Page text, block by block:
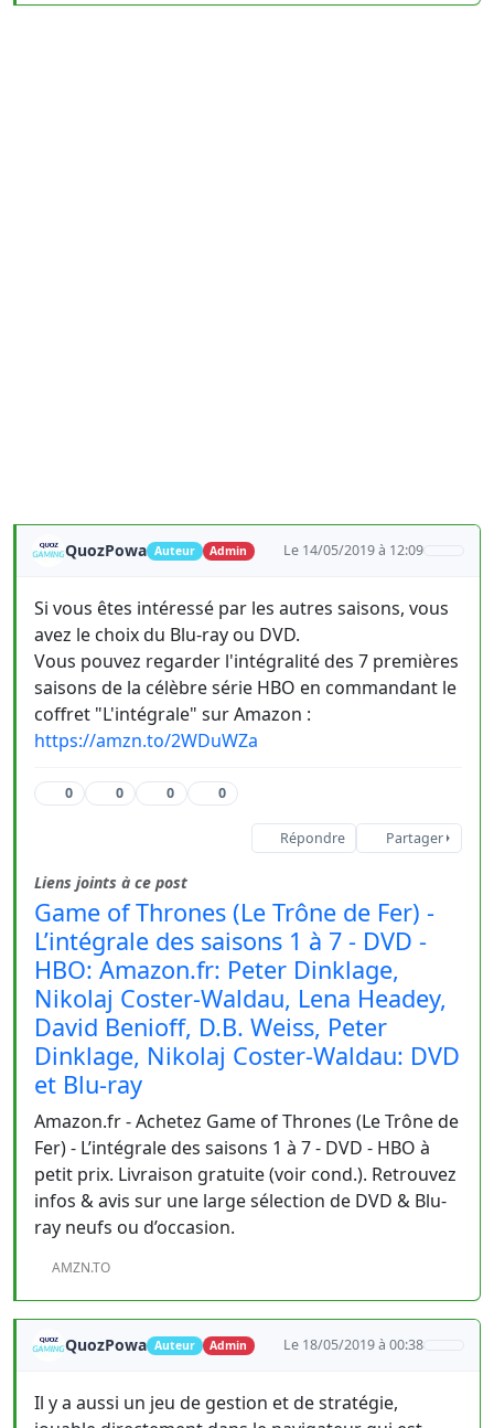
QuozPowa Auteur Admin Le 14/05/2019 à 12:09
Si vous êtes intéressé par les autres saisons, vous
avez le choix du Blu-ray ou DVD.
Vous pouvez regarder l'intégralité des 7 premières
saisons de la célèbre série HBO en commandant le
coffret "L'intégrale" sur Amazon :
https://amzn.to/2WDuWZa
0 0 0 0
Répondre Partager
Liens joints à ce post
Game of Thrones (Le Trône de Fer) -
L’intégrale des saisons 1 à 7 - DVD -
HBO: Amazon.fr: Peter Dinklage,
Nikolaj Coster-Waldau, Lena Headey,
David Benioff, D.B. Weiss, Peter
Dinklage, Nikolaj Coster-Waldau: DVD
et Blu-ray
Amazon.fr - Achetez Game of Thrones (Le Trône de
Fer) - L’intégrale des saisons 1 à 7 - DVD - HBO à
petit prix. Livraison gratuite (voir cond.). Retrouvez
infos & avis sur une large sélection de DVD & Blu-
ray neufs ou d’occasion.
AMZN.TO
QuozPowa Auteur Admin Le 18/05/2019 à 00:38
Il y a aussi un jeu de gestion et de stratégie,